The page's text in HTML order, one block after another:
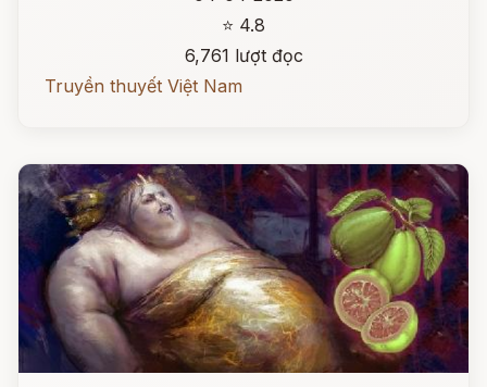
⭐ 4.8
6,761 lượt đọc
Truyền thuyết Việt Nam